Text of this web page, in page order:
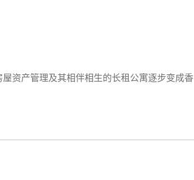
资产管理及其相伴相生的长租公寓逐步变成香